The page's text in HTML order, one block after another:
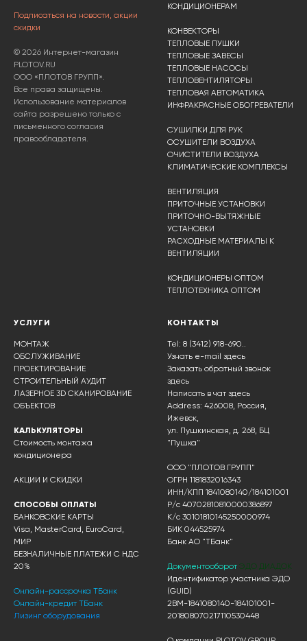
Подписаться на новости, акции
скидки
© 2026 Интернет-магазин
PLOTOV.RU
ООО «ПЛОТОВ ГРУПП».
Все права защищены.
Использование материалов
сайта разрешено только с
письменного согласия
правообладателя.
КОНДИЦИОНЕРАМ
КОНВЕКТОРЫ
ТЕПЛОВЫЕ ПУШКИ
ТЕПЛОВЫЕ ЗАВЕСЫ
ТЕПЛОВЫЕ НАСОСЫ
ТЕПЛОВЕНТИЛЯТОРЫ
ТЕПЛОВАЯ АВТОМАТИКА
ИНФРАКРАСНЫЕ ОБОГРЕВАТЕЛИ
СУШИЛКИ ДЛЯ РУК
ОСУШИТЕЛИ ВОЗДУХА
ОЧИСТИТЕЛИ ВОЗДУХА
КЛИМАТИЧЕСКИЕ КОМПЛЕКСЫ
ВЕНТИЛЯЦИЯ
ПРИТОЧНЫЕ УСТАНОВКИ
ПРИТОЧНО-ВЫТЯЖНЫЕ
УСТАНОВКИ
РАСХОДНЫЕ МАТЕРИАЛЫ К
ВЕНТИЛЯЦИИ
КОНДИЦИОНЕРЫ ОПТОМ
ТЕПЛОТЕХНИКА ОПТОМ
УСЛУГИ
МОНТАЖ
ОБСЛУЖИВАНИЕ
ПРОЕКТИРОВАНИЕ
СТРОИТЕЛЬНЫЙ АУДИТ
ЛАЗЕРНОЕ 3D СКАНИРОВАНИЕ
ОБЪЕКТОВ
КАЛЬКУЛЯТОРЫ
Стоимость монтажа
кондиционера
АКЦИИ И СКИДКИ
СПОСОБЫ ОПЛАТЫ
БАНКОВСКИЕ КАРТЫ
Visa, MasterCard, EuroCard,
МИР
БЕЗНАЛИЧНЫЕ ПЛАТЕЖИ С НДС
20%
Онлайн-рассрочка ТБанк
Онлайн-кредит ТБанк
Лизинг оборудования
КОНТАКТЫ
Tel: 8 (3412) 918-690..
Узнать e-mail здесь
Заказать обратный звонок
здесь
Написать в чат здесь
Address: 426008, Россия,
Ижевск,
ул. Пушкинская, д. 268, БЦ
"Пушка"
ООО "ПЛОТОВ ГРУПП"
ОГРН 1181832016343
ИНН/КПП 1841080140/184101001
Р/с 40702810810000386897
К/с 30101810145250000974
БИК 044525974
Банк АО "ТБанк"
Документооборот ЭДО ДИАДОК
Идентификатор участника ЭДО
(GUID)
2BM-1841080140-184101001-
201808070217110530448